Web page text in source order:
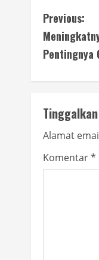
C
o
i
n
u
Previous:
Pentingnya
Alamat
Komentar*